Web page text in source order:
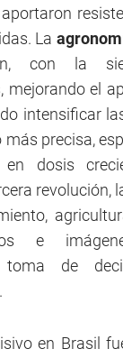
La
con la
mejorando el
intensificar
precisa,
en dosis
revolución,
e
toma de
.
en Brasil